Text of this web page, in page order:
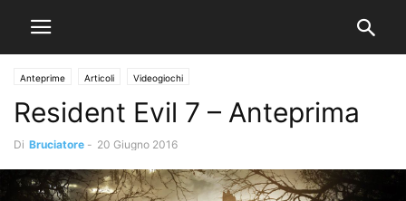
Anteprime Articoli Videogiochi
Resident Evil 7 – Anteprima
Di Bruciatore - 20 Giugno 2016